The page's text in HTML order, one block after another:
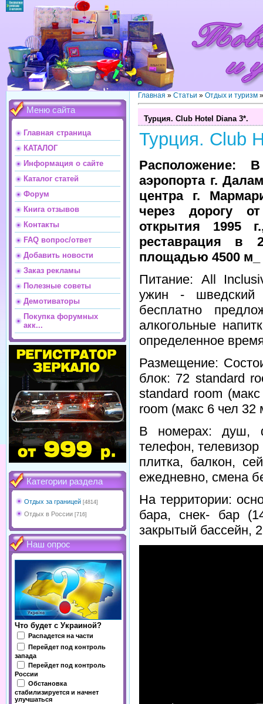
Меню сайта
Главная страница
КАТАЛОГ
Информация о сайте
Каталог статей
Форум
Книга отзывов
Контакты
FAQ вопрос/ответ
Добавить новости
Заказ рекламы
Полезные советы
Демотиваторы
Покупка форумных
акк...
Категории раздела
Отдых за границей [4814]
Отдых в России [716]
Наш опрос
Что будет с Украиной?
Распадется на части
Перейдет под контроль
запада
Перейдет под контроль
России
Обстановка
стабилизируется и начнет
улучшаться
Главная » Статьи » Отдых и туризм
Турция. Club Hotel Diana 3*.
Турция. Club
аэропорта г.
центра г.
через дорогу
открытия 1995
реставрация в
площадью 4500 м_
Питание: All
ужин -
бесплатно
алкогольные
определенное
Размещение:
блок: 72 standard
standard room
room (макс 6 чел 32
В номерах: душ,
телефон, телевизор
плитка, балкон,
ежедневно, смена
На территории:
бара, снек- бар
закрытый бассейн,